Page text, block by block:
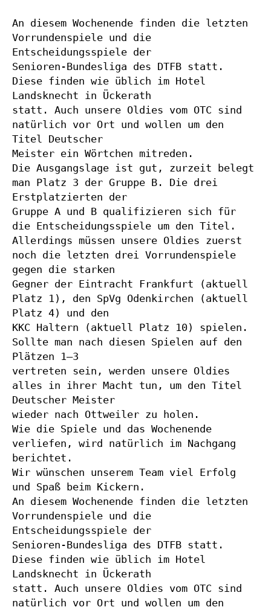
An diesem Wochenende finden die letzten
Vorrundenspiele und die
Entscheidungsspiele der
Senioren-Bundesliga des DTFB statt.
Diese finden wie üblich im Hotel
Landsknecht in Ückerath
statt. Auch unsere Oldies vom OTC sind
natürlich vor Ort und wollen um den
Titel Deutscher
Meister ein Wörtchen mitreden.
Die Ausgangslage ist gut, zurzeit belegt
man Platz 3 der Gruppe B. Die drei
Erstplatzierten der
Gruppe A und B qualifizieren sich für
die Entscheidungsspiele um den Titel.
Allerdings müssen unsere Oldies zuerst
noch die letzten drei Vorrundenspiele
gegen die starken
Gegner der Eintracht Frankfurt (aktuell
Platz 1), den SpVg Odenkirchen (aktuell
Platz 4) und den
KKC Haltern (aktuell Platz 10) spielen.
Sollte man nach diesen Spielen auf den
Plätzen 1–3
vertreten sein, werden unsere Oldies
alles in ihrer Macht tun, um den Titel
Deutscher Meister
wieder nach Ottweiler zu holen.
Wie die Spiele und das Wochenende
verliefen, wird natürlich im Nachgang
berichtet.
Wir wünschen unserem Team viel Erfolg
und Spaß beim Kickern.
An diesem Wochenende finden die letzten
Vorrundenspiele und die
Entscheidungsspiele der
Senioren-Bundesliga des DTFB statt.
Diese finden wie üblich im Hotel
Landsknecht in Ückerath
statt. Auch unsere Oldies vom OTC sind
natürlich vor Ort und wollen um den